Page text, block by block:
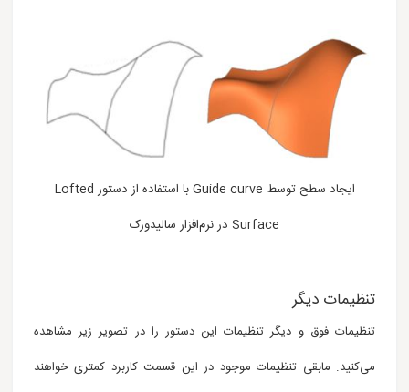
ایجاد سطح توسط Guide curve با استفاده از دستور Lofted
Surface در نرم‌افزار سالیدورک
تنظیمات دیگر
تنظیمات فوق و دیگر تنظیمات این دستور را در تصویر زیر مشاهده
می‌کنید. مابقی تنظیمات موجود در این قسمتکاربرد کمتری خواهند